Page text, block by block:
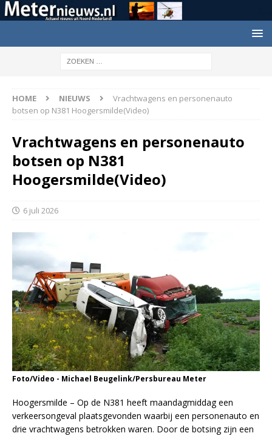
HOME NIEUWS
Vrachtwagens en personenauto
botsen op N381 Hoogersmilde(Video)
Vrachtwagens en personenauto
botsen op N381
Hoogersmilde(Video)
6 juli 2026
Foto/Video - Michael Beugelink/Persbureau Meter
Hoogersmilde – Op de N381 heeft maandagmiddag een
verkeersongeval plaatsgevonden waarbij een personenauto en
drie vrachtwagens betrokken waren. Door de botsing zijn een